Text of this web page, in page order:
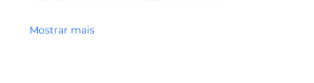
Mostrar mais